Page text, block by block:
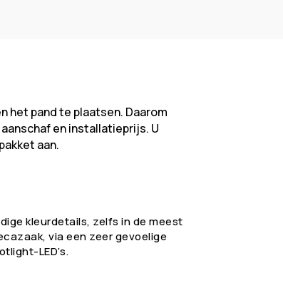
het pand te plaatsen. Daarom
en installatieprijs. U
aan.
kleurdetails, zelfs in de meest
via een zeer gevoelige
LED’s.